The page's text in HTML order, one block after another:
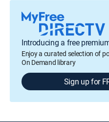
Introducing a free
Enjoy a curated selection of
On Demand library
Sign up for